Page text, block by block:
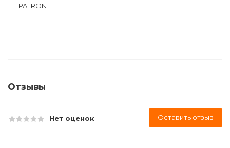
PATRON
Отзывы
Нет оценок Оставить отзыв